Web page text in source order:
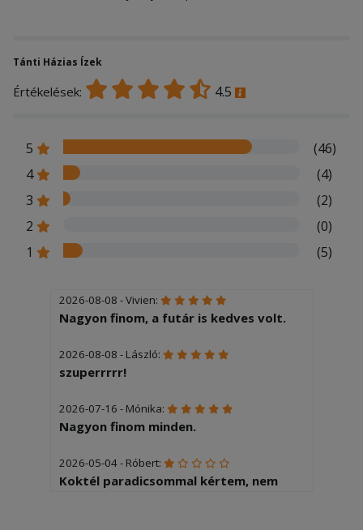
Tánti Házias Ízek
Értékelések: 4.5
5
(46)
4
(4)
3
(2)
2
(0)
1
(5)
2026-08-08 - Vivien:
Nagyon finom, a futár is kedves volt.
2026-08-08 - László:
szuperrrrr!
2026-07-16 - Mónika:
Nagyon finom minden.
2026-05-04 - Róbert:
Koktél paradicsommal kértem, nem